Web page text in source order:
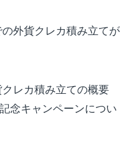
外貨クレカ積み立てが
レカ積み立ての概要
念キャンペーンについ